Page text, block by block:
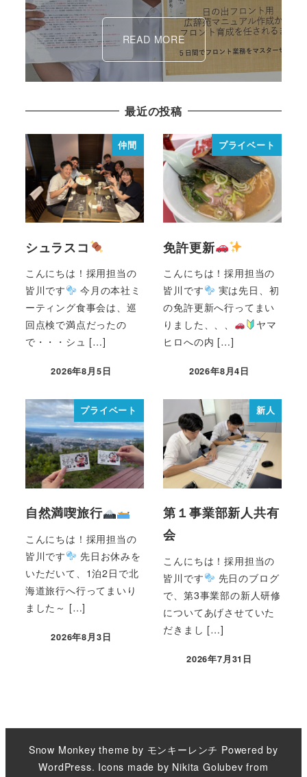
READ MORE
最近の投稿
仲間
シュラスコ
こんにちは！採用担当の
皆川です
今月の本社ミ
ーティング食事会は、巡
回点検で満点だったの
で・・・シュ […]
2026年8月5日
プライベート
免許更新
こんにちは！採用担当の
皆川です
実は先日、初
の免許更新へ行ってまい
りました、、、
ヤマ
ヒロへの内 […]
2026年8月4日
プライベート
自然満喫旅行
こんにちは！採用担当の
皆川です
先日お休みを
いただいて、1泊2日で北
海道旅行へ行ってまいり
ました～ […]
2026年8月3日
新人
第１事業部新人共有
会
こんにちは！採用担当の
皆川です
先日のブログ
で、第3事業部の新人研修
についてあげさせていた
だきまし […]
2026年7月31日
Snow Monkey theme by モンキーレンチ Powered by
WordPress. Icons made by Nikita Golubev from